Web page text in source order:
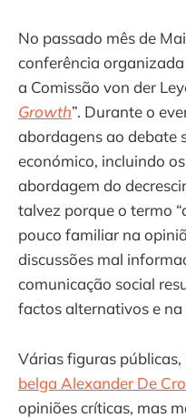
No passado mês de
conferência
a Comissão von der
Growth”. Durante o
abordagens ao debate
económico, incluindo
abordagem do
talvez porque o termo
pouco familiar na
discussões mal
comunicação social
factos alternativos e
Várias figuras públicas,
belga Alexander De
opiniões críticas, mas